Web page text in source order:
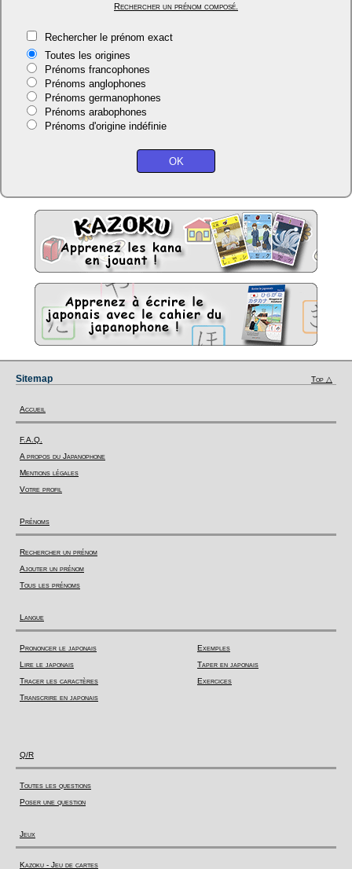
Rechercher un prénom composé.
Rechercher le prénom exact
Toutes les origines
Prénoms francophones
Prénoms anglophones
Prénoms germanophones
Prénoms arabophones
Prénoms d'origine indéfinie
Sitemap Top △
Accueil
F.A.Q.
A propos du Japanophone
Mentions légales
Votre profil
Prénoms
Rechercher un prénom
Ajouter un prénom
Tous les prénoms
Langue
Prononcer le japonais
Lire le japonais
Tracer les caractères
Transcrire en japonais
Exemples
Taper en japonais
Exercices
Q/R
Toutes les questions
Poser une question
Jeux
Kazoku - Jeu de cartes